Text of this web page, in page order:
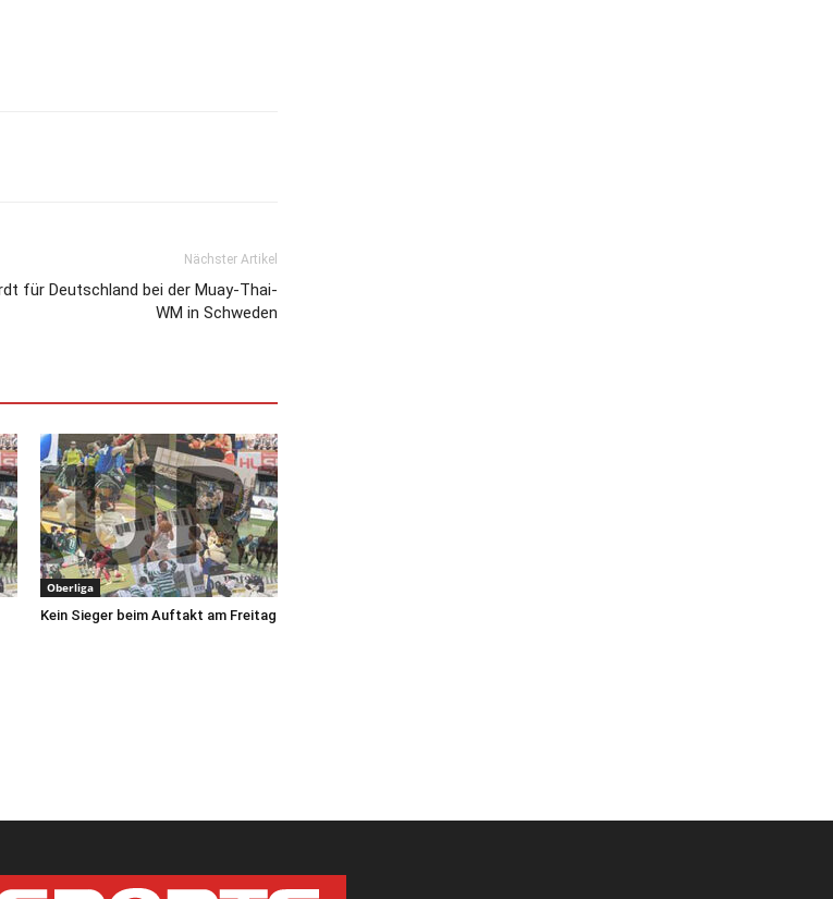
Nächster Artikel
für Deutschland bei der Muay-Thai-
WM in Schweden
Oberliga
Kein Sieger beim Auftakt am Freitag